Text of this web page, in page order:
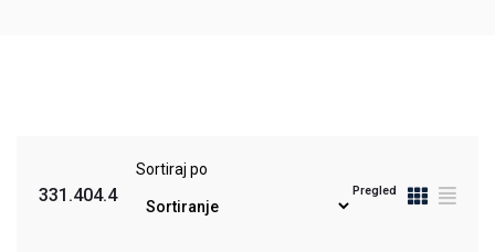
331.404.4
Sortiraj po
Pregled